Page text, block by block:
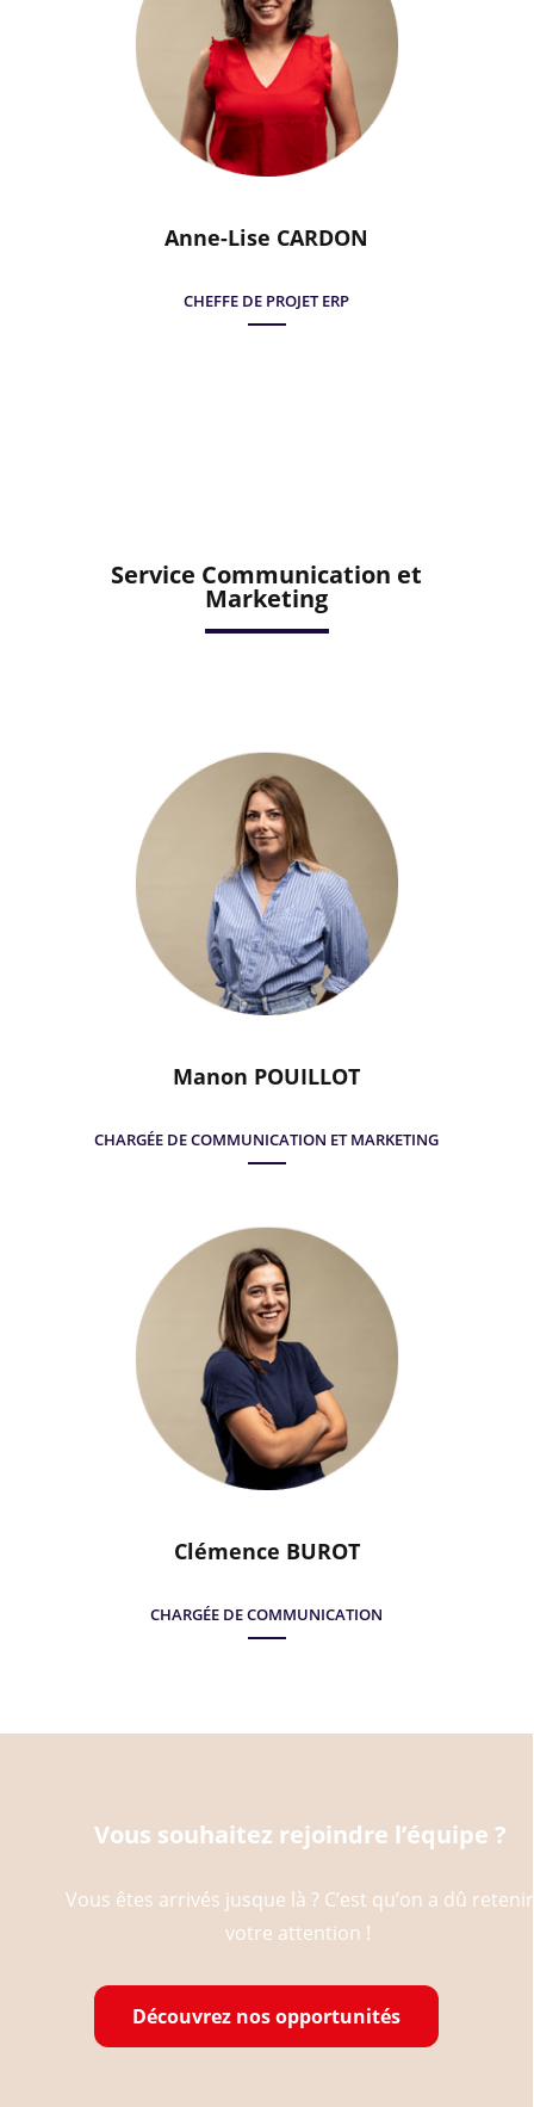
Anne-Lise CARDON
CHEFFE DE PROJET ERP
Service Communication et
Marketing
Manon POUILLOT
CHARGÉE DE COMMUNICATION ET MARKETING
Clémence BUROT
CHARGÉE DE COMMUNICATION
Vous souhaitez rejoindre l’équipe ?
Vous êtes arrivés jusque là ? C’est qu’on a dû retenir
votre attention !
Découvrez nos opportunités